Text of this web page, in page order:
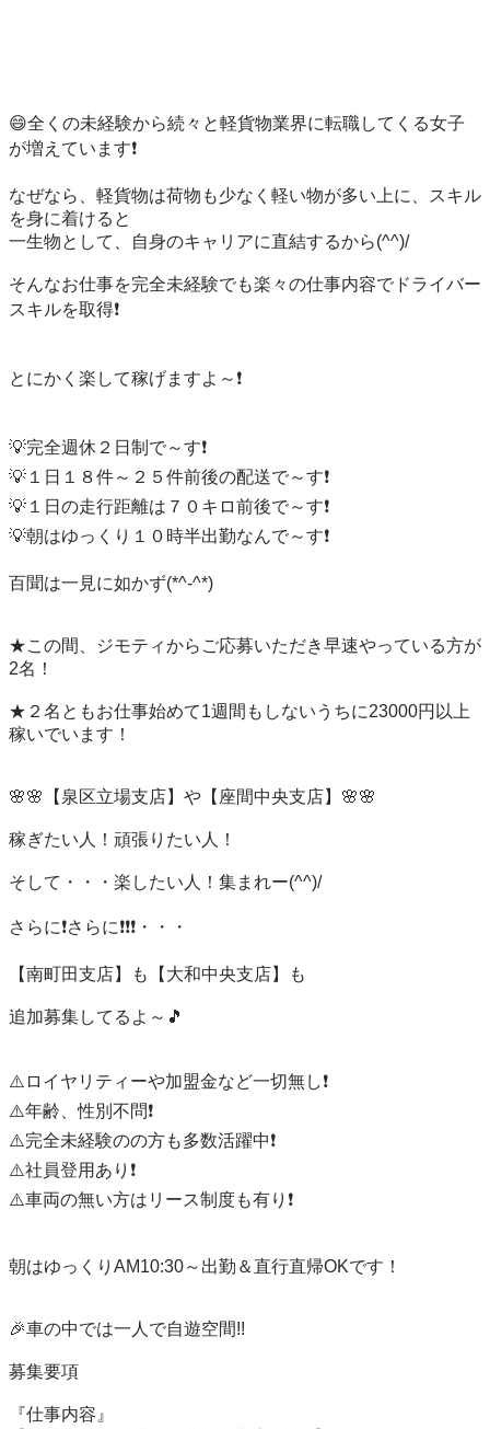
😄全くの未経験から続々と軽貨物業界に転職してくる女子
が増えています❗️
なぜなら、軽貨物は荷物も少なく軽い物が多い上に、スキル
を身に着けると
一生物として、自身のキャリアに直結するから(^^)/
そんなお仕事を完全未経験でも楽々の仕事内容でドライバー
スキルを取得❗️
とにかく楽して稼げますよ～❗️
💡完全週休２日制で～す❗️
💡１日１８件～２５件前後の配送で～す❗️
💡１日の走行距離は７０キロ前後で～す❗️
💡朝はゆっくり１０時半出勤なんで～す❗️
百聞は一見に如かず(*^-^*)
★この間、ジモティからご応募いただき早速やっている方が
2名！
★２名ともお仕事始めて1週間もしないうちに23000円以上
稼いでいます！
🌸🌸【泉区立場支店】や【座間中央支店】🌸🌸
稼ぎたい人！頑張りたい人！
そして・・・楽したい人！集まれー(^^)/
さらに❗️さらに❗️❗️❗️・・・
【南町田支店】も【大和中央支店】も
追加募集してるよ～🎵
⚠️ロイヤリティーや加盟金など一切無し❗️
⚠️年齢、性別不問❗️
⚠️完全未経験のの方も多数活躍中❗️
⚠️社員登用あり❗️
⚠️車両の無い方はリース制度も有り❗️
朝はゆっくりAM10:30～出勤＆直行直帰OKです！
🎉車の中では一人で自遊空間!!
募集要項
『仕事内容』